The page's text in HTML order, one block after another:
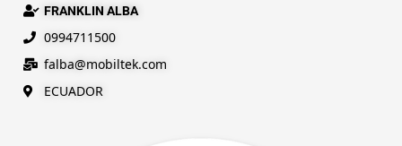
FRANKLIN ALBA
0994711500
falba@mobiltek.com
ECUADOR